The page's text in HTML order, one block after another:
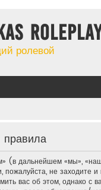
ролевой
(в дальнейшем «мы»,
не
вас об этом, однако с